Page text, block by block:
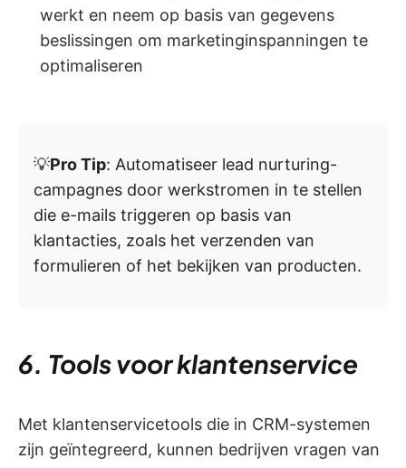
werkt en neem op basis van gegevens
beslissingen om marketinginspanningen te
optimaliseren
💡Pro Tip: Automatiseer lead nurturing-
campagnes door werkstromen in te stellen
die e-mails triggeren op basis van
klantacties, zoals het verzenden van
formulieren of het bekijken van producten.
6. Tools voor klantenservice
Met klantenservicetools die in CRM-systemen
zijn geïntegreerd, kunnen bedrijven vragen van